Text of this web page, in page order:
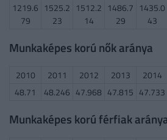
1219.6
79
1525.2
23
1512.2
14
1486.7
29
1435.0
43
Munkaképes korú nők aránya
2010 2011 2012 2013 2014
48.71
48.246 47.968 47.815 47.733
Munkaképes korú férfiak